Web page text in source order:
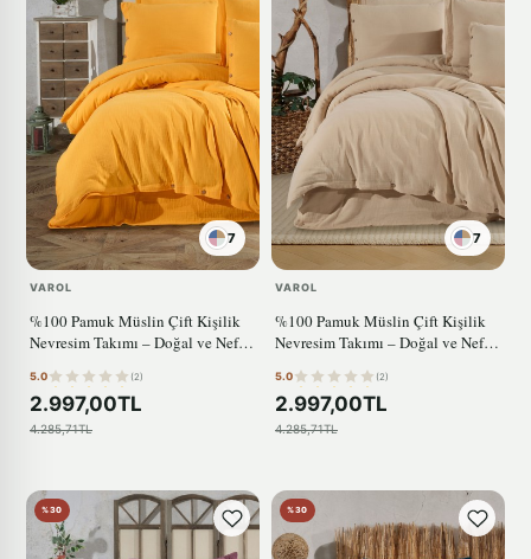
7
VAROL
%100 Pamuk Müslin Çift Kişilik
Nevresim Takımı – Doğal ve Nefes
5.0 (2)
2.997,00TL
4.285,71TL
7
VAROL
%100 Pamuk Müslin Çift Kişilik
Nevresim Takımı – Doğal ve Nefes
5.0 (2)
2.997,00TL
4.285,71TL
%30 %30